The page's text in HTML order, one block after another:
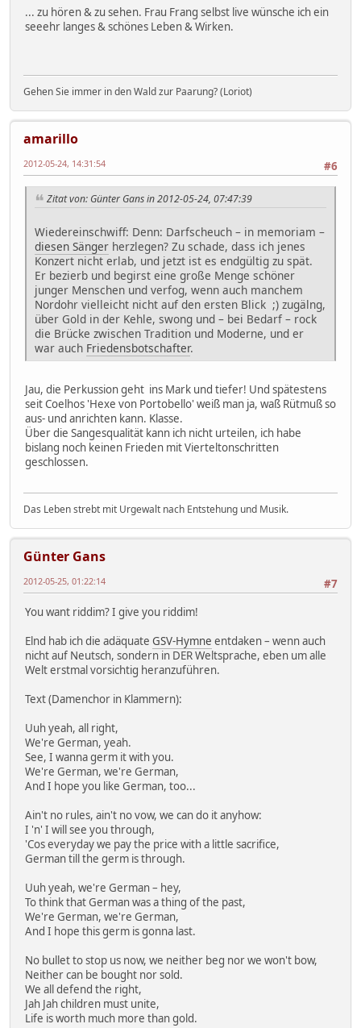
... zu hören & zu sehen. Frau Frang selbst live wünsche ich ein
seeehr langes & schönes Leben & Wirken.
Gehen Sie immer in den Wald zur Paarung? (Loriot)
amarillo
#6
2012-05-24, 14:31:54
Zitat von: Günter Gans in 2012-05-24, 07:47:39
Wiedereinschwiff: Denn: Darfscheuch – in memoriam –
diesen Sänger herzlegen? Zu schade, dass ich jenes
Konzert nicht erlab, und jetzt ist es endgültig zu spät.
Er bezierb und begirst eine große Menge schöner
junger Menschen und verfog, wenn auch manchem
Nordohr vielleicht nicht auf den ersten Blick ;) zugälng,
über Gold in der Kehle, swong und – bei Bedarf – rock
die Brücke zwischen Tradition und Moderne, und er
war auch Friedensbotschafter.
Jau, die Perkussion geht ins Mark und tiefer! Und spätestens
seit Coelhos 'Hexe von Portobello' weiß man ja, waß Rütmuß so
aus- und anrichten kann. Klasse.
Über die Sangesqualität kann ich nicht urteilen, ich habe
bislang noch keinen Frieden mit Vierteltonschritten
geschlossen.
Das Leben strebt mit Urgewalt nach Entstehung und Musik.
Günter Gans
#7
2012-05-25, 01:22:14
You want riddim? I give you riddim!
Elnd hab ich die adäquate GSV-Hymne entdaken – wenn auch
nicht auf Neutsch, sondern in DER Weltsprache, eben um alle
Welt erstmal vorsichtig heranzuführen.
Text (Damenchor in Klammern):
Uuh yeah, all right,
We're German, yeah.
See, I wanna germ it with you.
We're German, we're German,
And I hope you like German, too...
Ain't no rules, ain't no vow, we can do it anyhow:
I 'n' I will see you through,
'Cos everyday we pay the price with a little sacrifice,
German till the germ is through.
Uuh yeah, we're German – hey,
To think that German was a thing of the past,
We're German, we're German,
And I hope this germ is gonna last.
No bullet to stop us now, we neither beg nor we won't bow,
Neither can be bought nor sold.
We all defend the right,
Jah Jah children must unite,
Life is worth much more than gold.